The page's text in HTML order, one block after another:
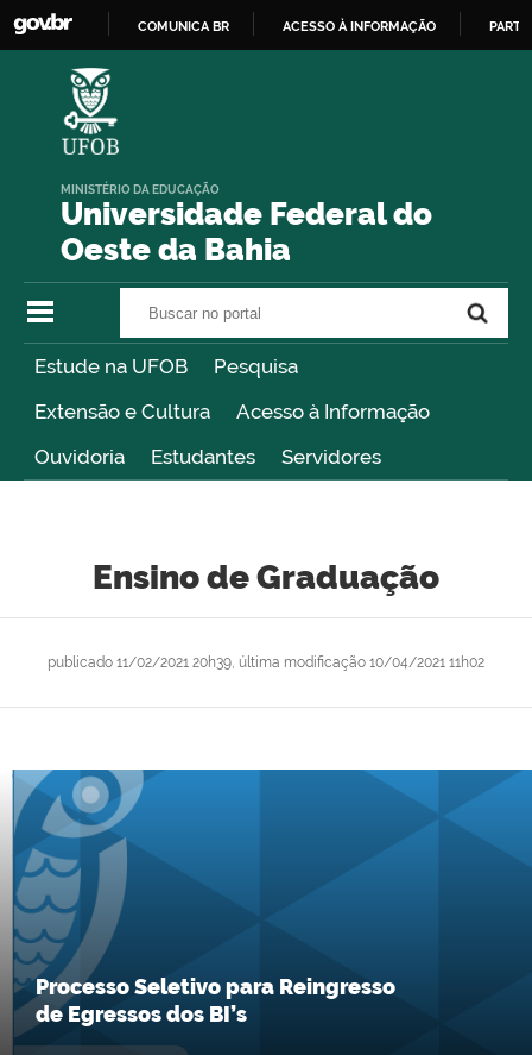
COMUNICA BR ACESSO À INFORMAÇÃO
Universidade Federal do
Oeste da Bahia
MINISTÉRIO DA EDUCAÇÃO
Estude na UFOB
Pesquisa
Extensão e Cultura
Acesso à Informação
Ouvidoria
Estudantes Servidores
Ensino de Graduação
publicado 11/02/2021 20h39, última modificação 10/04/2021 11h02
Processo Seletivo para Reingresso
de Egressos dos BI’s